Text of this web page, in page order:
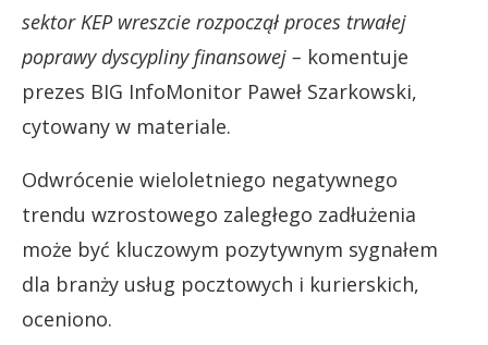
sektor KEP wreszcie rozpoczął proces trwałej
poprawy dyscypliny finansowej – komentuje
prezes BIG InfoMonitor Paweł Szarkowski,
cytowany w materiale.
Odwrócenie wieloletniego negatywnego
trendu wzrostowego zaległego zadłużenia
może być kluczowym pozytywnym sygnałem
dla branży usług pocztowych i kurierskich,
oceniono.